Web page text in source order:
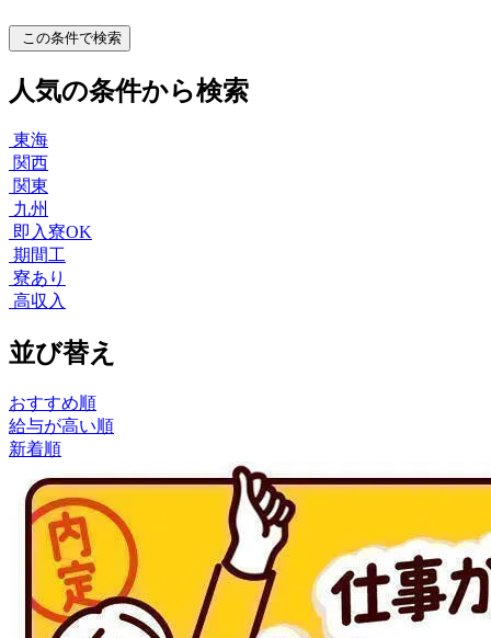
この条件で検索
人気の条件から検索
東海
関西
関東
九州
即入寮OK
期間工
寮あり
高収入
並び替え
おすすめ順
給与が高い順
新着順